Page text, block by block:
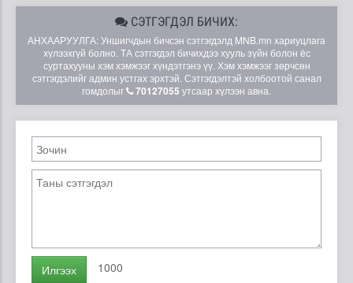
СЭТГЭГДЭЛ БИЧИХ:
АНХААРУУЛГА: Уншигчдын бичсэн сэтгэгдэлд MNB.mn хариуцлага
хүлээхгүй болно. ТА сэтгэгдэл бичихдээ хууль зүйн болон ёс
суртахууны хэм хэмжээг хүндэтгэнэ үү. Хэм хэмжээг зөрчсөн
сэтгэгдэлийг админ устгах эрхтэй. Сэтгэгдэлтэй холбоотой санал
гомдолыг
70127055 утсаар хүлээн авна.
Илгээх 1000